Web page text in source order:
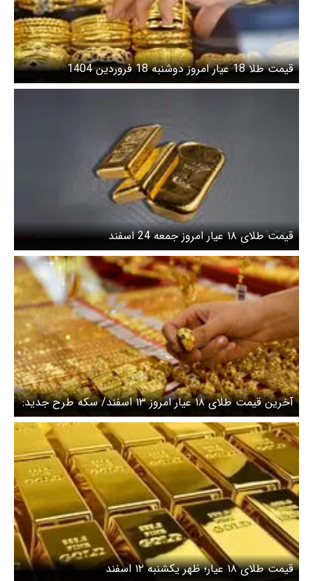
قیمت طلا 18 عیار امروز دوشنبه 18 فروردین 1404
قیمت طلای ۱۸ عیار امروز جمعه 24 اسفند
آخرین قیمت طلای ۱۸ عیار امروز ۱۳ اسفند/ سکه طرح جدید:
۷۵ میلیون و ۴۶۰ هزار تومان
قیمت طلای ۱۸ عیار؛ ظهر یکشنبه ۱۲ اسفند